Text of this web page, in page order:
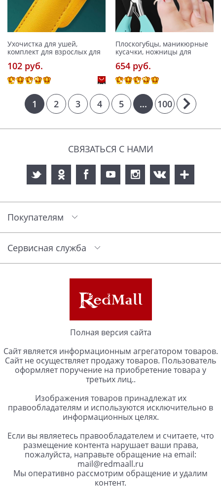
Ухочистка для ушей,
комплект для взрослых для
102 pуб.
Плоскогубцы, маникюрные
кусачки, ножницы для
654 pуб.
1 2 3 4 5 ... 100
СВЯЗАТЬСЯ С НАМИ
Покупателям
Сервисная служба
Полная версия сайта
Сайт является информационным агрегатором товаров.
Сайт не осуществляет продажу товаров. Пользователь
оформляет поручение на приобретение товара у
третьих лиц..
Изображения товаров принадлежат их
правообладателям и используются исключительно в
информационных целях.
Если вы являетесь правообладателем и считаете, что
размещение контента нарушает ваши права,
пожалуйста, направьте обращение на email:
mail@redmaall.ru
Мы оперативно рассмотрим обращение и удалим
контент.